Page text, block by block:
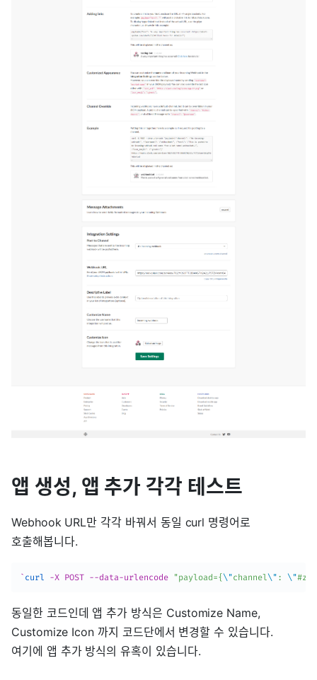
앱 생성, 앱 추가 각각 테스트
Webhook URL만 각각 바꿔서 동일 curl 명령어로
호출해봅니다.
` curl -X POST --data-urlencode "payload={ \"channel\" : \"#z-
동일한 코드인데 앱 추가 방식은 Customize Name,
Customize Icon 까지 코드단에서 변경할 수 있습니다.
여기에 앱 추가 방식의 유혹이 있습니다.